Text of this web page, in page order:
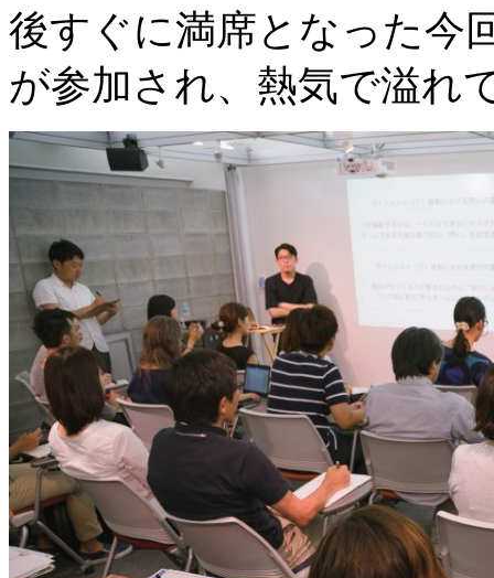
後すぐに満席となった今
が参加され、熱気で溢れ